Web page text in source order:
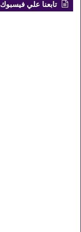
تابعنا علي فيسبوك